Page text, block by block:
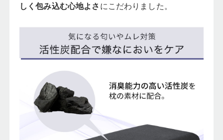
しく包み込む心地よさにこだわりました。